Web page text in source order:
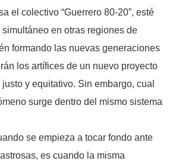
el colectivo “Guerrero 80-20”, esté
en otras regiones de
formando las nuevas generaciones
los artífices de un nuevo proyecto
y equitativo. Sin embargo, cual
surge dentro del mismo sistema
se empieza a tocar fondo ante
es cuando la misma